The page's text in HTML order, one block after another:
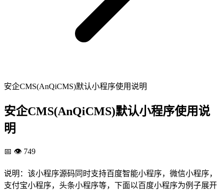
安企CMS(AnQiCMS)默认小程序使用说明
安企CMS(AnQiCMS)默认小程序使用说
明
📅 👁️ 749
说明：该小程序源码同时支持百度智能小程序，微信小程序，
支付宝小程序，头条小程序等，下面以百度小程序为例子展开